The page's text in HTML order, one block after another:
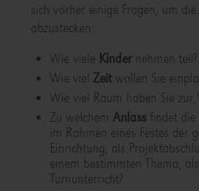
sich vorher einige Fragen, um die
abzustecken:
Wie viele Kindernehmen teil?
Wie viel Zeitwollen Sie
Wie viel Raum haben Sie zur
Zu welchem Anlassfindet die
im Rahmen eines Festes der
Einrichtung, als
einem bestimmten Thema,
Turnunterricht?